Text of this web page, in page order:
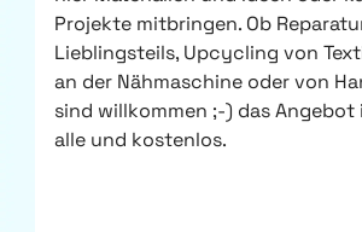
Projekte mitbringen. Ob
Lieblingsteils, Upcycling von
an der Nähmaschine oder von
sind willkommen ;-) das
alle und kostenlos.